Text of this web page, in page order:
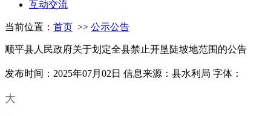
互动交流
当前位置： 首页 >> 公示公告
顺平县人民政府关于划定全县禁止开垦陡坡地范围的公告
发布时间：2025年07月02日 信息来源：县水利局 字体：
大